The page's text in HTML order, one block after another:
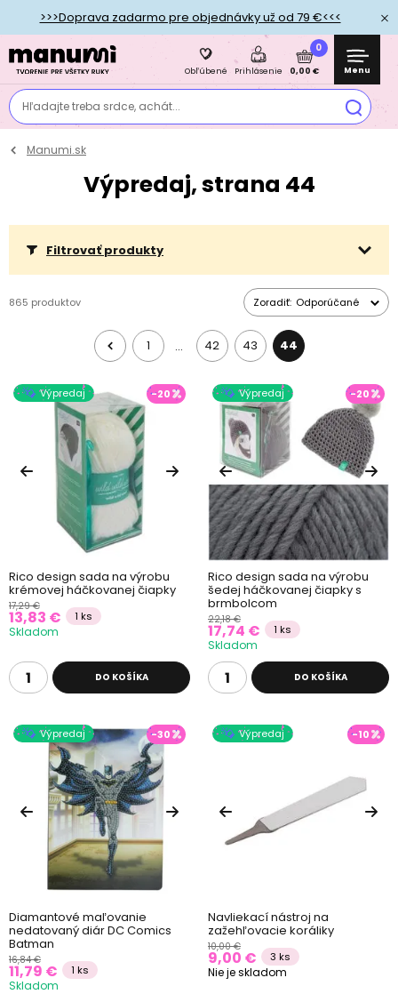
>>>Doprava zadarmo pre objednávky už od 79 €<<<
Hľadajte treba srdce, achát...
Obľúbené Prihlásenie
0
0,00 € Menu
Manumi.sk
Výpredaj, strana 44
Filtrovať produkty
865 produktov Zoradiť: Odporúčané
1 … 42 43 44
Výpredaj -20
Rico design sada na výrobu
krémovej háčkovanej čiapky
17,29 €
13,83 € 1 ks
Skladom
DO KOŠÍKA
Výpredaj -20
Rico design sada na výrobu
šedej háčkovanej čiapky s
brmbolcom
22,18 €
17,74 € 1 ks
Skladom
DO KOŠÍKA
Výpredaj -30
Diamantové maľovanie
nedatovaný diár DC Comics
Batman
16,84 €
11,79 € 1 ks
Skladom
Výpredaj -10
Navliekací nástroj na
zažehľovacie koráliky
10,00 €
9,00 € 3 ks
Nie je skladom